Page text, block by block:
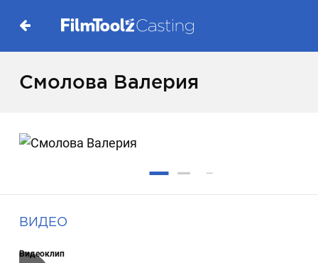
Смолова Валерия
ВИДЕО
Видеоклип